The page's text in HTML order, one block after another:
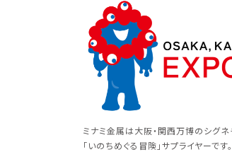
ミナミ金属は大阪・関西万博のシグネ
「いのちめぐる冒険」サプライヤーです。